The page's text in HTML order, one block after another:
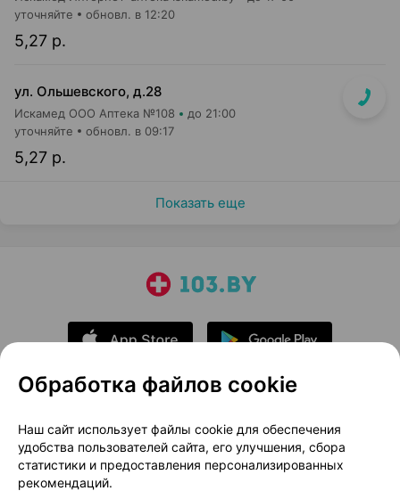
5,27 р.
уточняйте обновл. в 12:20
ул. Ольшевского, д.28
Искамед ООО Аптека №108 до 21:00
5,27 р.
уточняйте обновл. в 09:17
Показать еще
О проекте
Новости проекта
Размещение рекламы
Медицинский маркетинг
Публичный договор
Доставка
Обработка файлов cookie
Наш сайт использует файлы cookie для обеспечения
удобства пользователей сайта, его улучшения, сбора
статистики и предоставления персонализированных
рекомендаций.